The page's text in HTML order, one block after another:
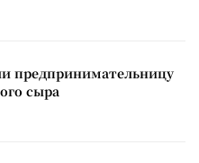
предпринимательницу
сыра